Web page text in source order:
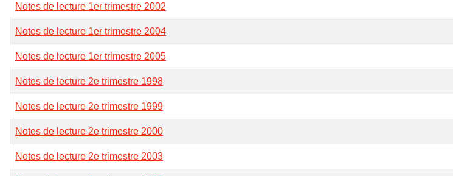
Notes de lecture 1er trimestre 2002
Notes de lecture 1er trimestre 2004
Notes de lecture 1er trimestre 2005
Notes de lecture 2e trimestre 1998
Notes de lecture 2e trimestre 1999
Notes de lecture 2e trimestre 2000
Notes de lecture 2e trimestre 2003